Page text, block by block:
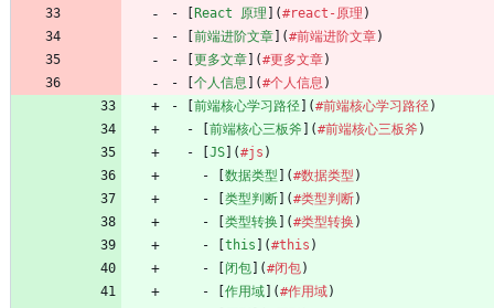
- [
React 原理 ](#react-原理 )
- [ 前端进阶文章 ](#前端进阶文章)
- [ 更多文章 ](#更多文章)
- [ 个人信息 ](#个人信息 )
- [ 前端核心学习路径 ](#前端核心学习路径)
  - [
前端核心三板斧 ](#前端核心三板斧 )
  - [
JS ](#js )
    - [
数据类型 ](#数据类型 )
    - [
类型判断 ](#类型判断)
    - [
类型转换 ](#类型转换 )
    - [
this ](#this )
    - [
闭包 ](#闭包)
    - [
作用域 ](#作用域)